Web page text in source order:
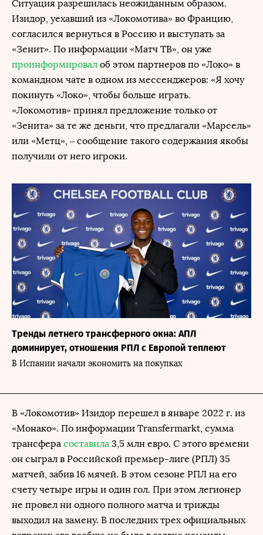
Ситуация разрешилась неожиданным образом.
Изидор, уехавший из «Локомотива» во Францию,
согласился вернуться в Россию и выступать за
«Зенит». По информации «Матч ТВ», он уже
проинформировал об этом партнеров по «Локо» в
командном чате в одном из мессенджеров: «Я хочу
покинуть «Локо», чтобы больше играть.
«Локомотив» принял предложение только от
«Зенита» за те же деньги, что предлагали «Марсель»
или «Метц», – сообщение такого содержания якобы
получили от него игроки.
Тренды летнего трансферного окна: АПЛ
доминирует, отношения РПЛ с Европой теплеют
В Испании начали экономить на покупках
В «Локомотив» Изидор перешел в январе 2022 г. из
«Монако». По информации Transfermarkt, сумма
трансфера составила 3,5 млн евро. С этого времени
он сыграл в Российской премьер-лиге (РПЛ) 35
матчей, забив 16 мячей. В этом сезоне РПЛ на его
счету четыре игры и один гол. При этом легионер
не провел ни одного полного матча и трижды
выходил на замену. В последних трех официальных